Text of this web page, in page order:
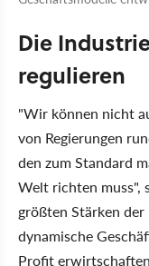
Die
regulieren
"Wir können nicht
von Regierungen
den zum Standard
Welt richten muss",
größten Stärken
dynamische
Profit